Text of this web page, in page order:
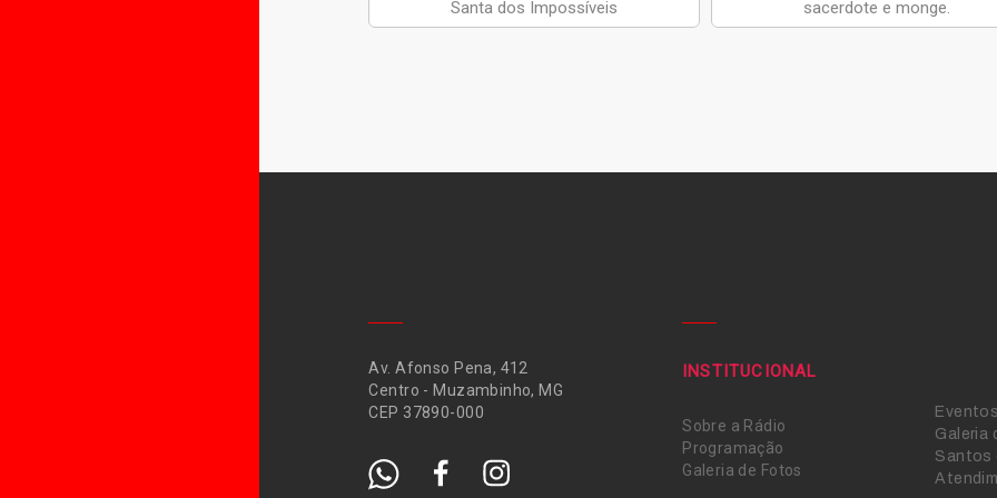
Santa dos Impossíveis sacerdote e monge.
Av. Afonso Pena, 412
Centro - Muzambinho, MG
CEP 37890-000
INSTITUCIONAL
Sobre a Rádio
Programação
Galeria de Fotos
Eventos
Galeria
Santos